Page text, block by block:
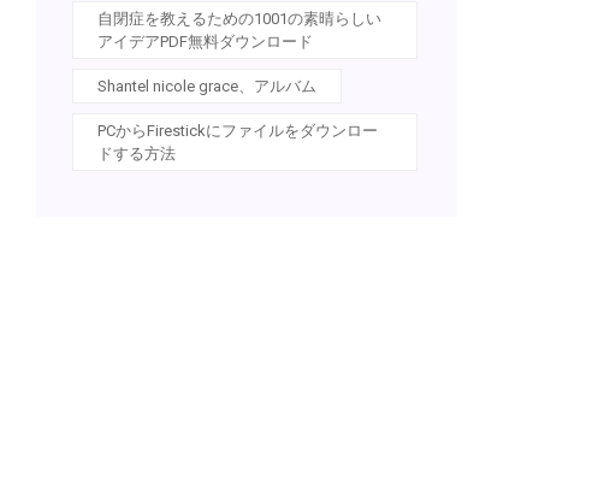
自閉症を教えるための1001の素晴らしい
アイデアPDF無料ダウンロード
Shantel nicole grace、アルバム
PCからFirestickにファイルをダウンロー
ドする方法